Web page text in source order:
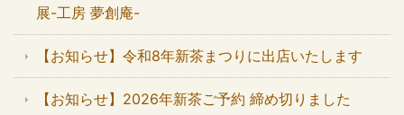
展-工房 夢創庵-
【お知らせ】令和8年新茶まつりに出店いたします
【お知らせ】2026年新茶ご予約 締め切りました